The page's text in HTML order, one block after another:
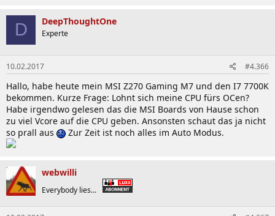
D DeepThoughtOne
Experte
10.02.2017 #4.366
Hallo, habe heute mein MSI Z270 Gaming M7 und den I7 7700K
bekommen. Kurze Frage: Lohnt sich meine CPU fürs OCen?
Habe irgendwo gelesen das die MSI Boards von Hause schon
zu viel Vcore auf die CPU geben. Ansonsten schaut das ja nicht
so prall aus
Zur Zeit ist noch alles im Auto Modus.
webwilli
Everybody lies...